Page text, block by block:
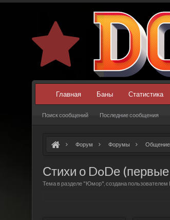
Форум Форумы
Стихи о DoDе
Тема в разделе "Юмор", создана пользователем
Главная Баны Статистика
Поиск сообщений Последние сообщения